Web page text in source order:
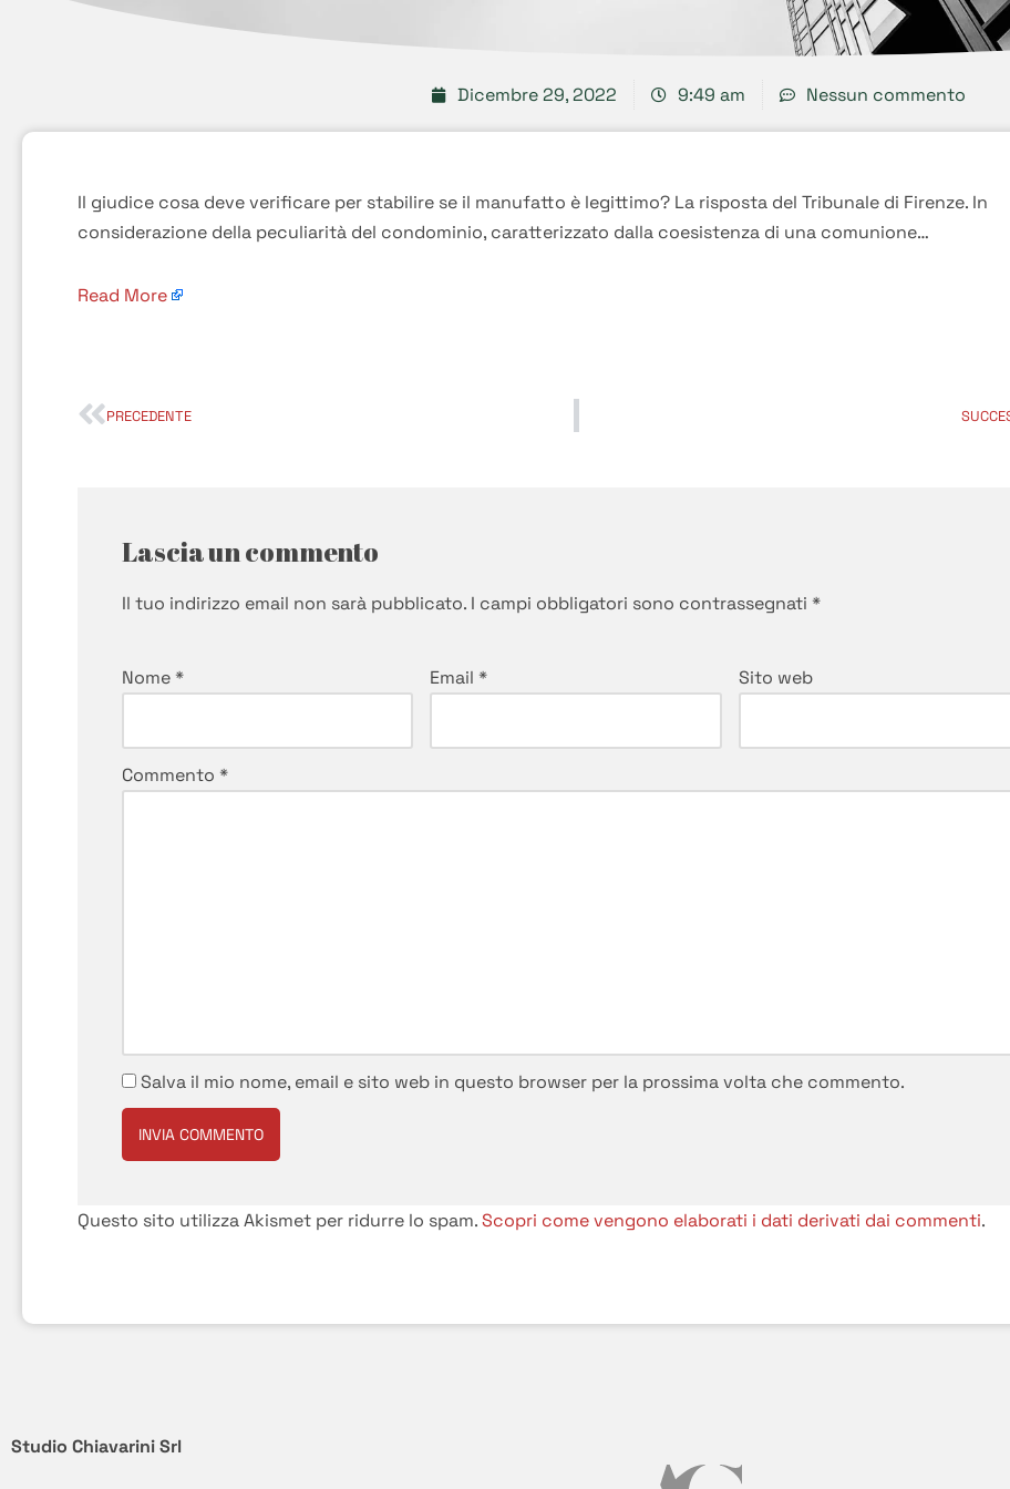
Dicembre 29, 2022 9:49 am Nessun commento
Il giudice cosa deve verificare per stabilire se il manufatto è legittimo? La risposta del Tribunale di Firenze. In
considerazione della peculiarità del condominio, caratterizzato dalla coesistenza di una comunione…
Read More
PRECEDENTE
Lascia un commento
Il tuo indirizzo email non sarà pubblicato. I campi obbligatori sono contrassegnati *
Nome* Email* Sito web
Commento *
Salva il mio nome, email e sito web in questo browser per la prossima volta che commento.
Questo sito utilizza Akismet per ridurre lo spam.Scopri come vengono elaborati i dati derivati dai commenti.
Studio Chiavarini Srl